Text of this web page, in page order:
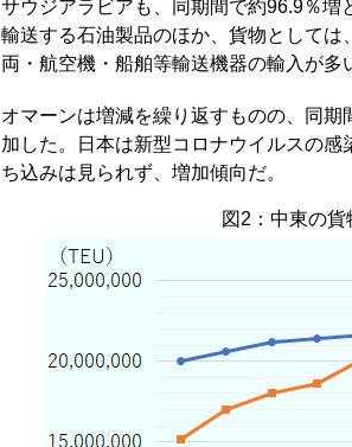
サウジアラビアも、同期間で約96.9％
輸送する石油製品のほか、貨物として
両・航空機・船舶等輸送機器の輸入が多
オマーンは増減を繰り返すものの、同
加した。日本は新型コロナウイルスの
ち込みは見られず、増加傾向だ。
図2：中東の